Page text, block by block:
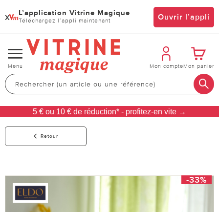
x L’application Vitrine Magique
Téléchargez l’appli maintenant Ouvrir l’appli
Changer
de
navigation
Menu Mon compteMon panier
5 € ou 10 € de réduction* - profitez-en vite →
Retour
-33%